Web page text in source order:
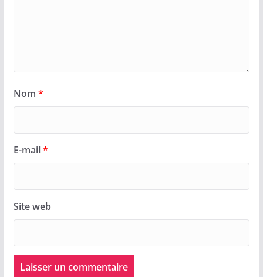
Nom *
E-mail*
Site web